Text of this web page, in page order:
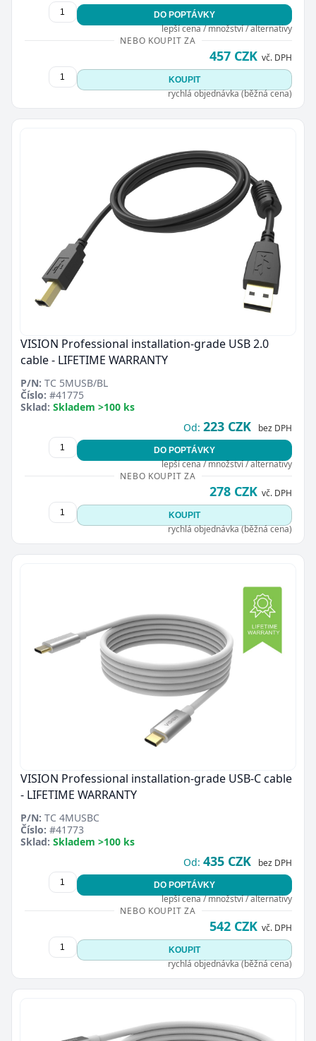
DO POPTÁVKY
lepší cena / množství / alternativy
NEBO KOUPIT ZA
457 CZK vč. DPH
KOUPIT
rychlá objednávka (běžná cena)
VISION Professional installation-grade USB 2.0
cable - LIFETIME WARRANTY
P/N: TC 5MUSB/BL
Číslo: #41775
Sklad: Skladem >100 ks
Od: 223 CZK bez DPH
DO POPTÁVKY
lepší cena / množství / alternativy
NEBO KOUPIT ZA
278 CZK vč. DPH
KOUPIT
rychlá objednávka (běžná cena)
VISION Professional installation-grade USB-C cable
- LIFETIME WARRANTY
P/N: TC 4MUSBC
Číslo: #41773
Sklad: Skladem >100 ks
Od: 435 CZK bez DPH
DO POPTÁVKY
lepší cena / množství / alternativy
NEBO KOUPIT ZA
542 CZK vč. DPH
KOUPIT
rychlá objednávka (běžná cena)